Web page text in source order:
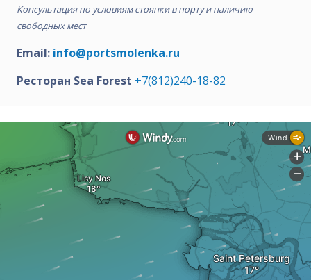
Консультация по условиям стоянки в порту и наличию
свободных мест
Email: info@portsmolenka.ru
Ресторан Sea Forest +7(812)240-18-82